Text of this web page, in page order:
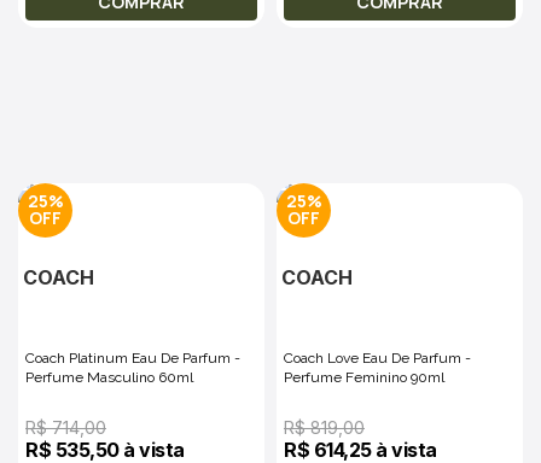
25%
COACH
Coach Platinum Eau De Parfum -
Perfume Masculino 60ml
R$ 714,00
R$ 535,50 à vista
25%
COACH
Coach Love Eau De Parfum -
Perfume Feminino 90ml
R$ 819,00
R$ 614,25 à vista